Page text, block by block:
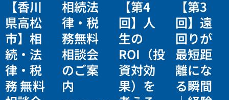
【香川
県高松
市】相
続・法
律・税
務 無料
相続法
律・税
務無料
相談会
のご案
内
【第4
回】人
生の
ROI（投
資対効
果）を
【第3
回】遠
回りが
最短距
離にな
る瞬間